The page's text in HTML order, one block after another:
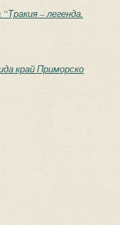
– легенда.
край Приморско